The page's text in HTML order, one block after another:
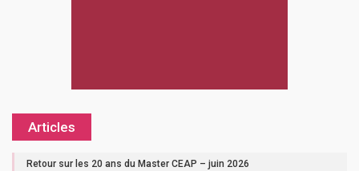
Articles
Retour sur les 20 ans du Master CEAP – juin 2026